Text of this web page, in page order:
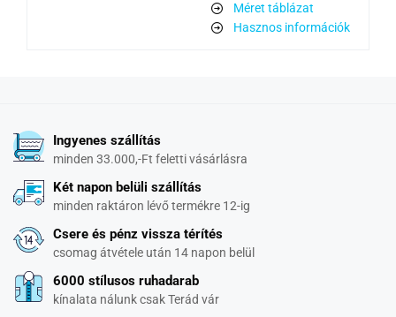
Méret táblázat
Hasznos információk
Ingyenes szállítás
minden 33.000,-Ft feletti vásárlásra
Két napon belüli szállítás
minden raktáron lévő termékre 12-ig
Csere és pénz vissza térítés
csomag átvétele után 14 napon belül
6000 stílusos ruhadarab
kínalata nálunk csak Terád vár